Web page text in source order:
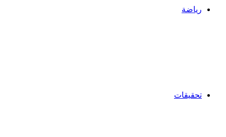
رياضة
تحقيقات